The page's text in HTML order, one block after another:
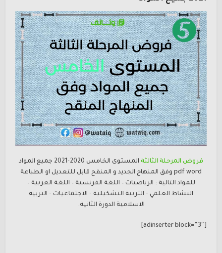
فروض المرحلة الثالثة
المستوى الخامس 2020-2021 جميع المواد
pdf word وفق المنهاج الجديد و المنقح قابل للتعديل او الطباعة
للمواد التالية : الرياضيات – اللغة الفرنسية – اللغة العربية –
النشاط العلمي – التربية التشكيلية – الاجتماعيات – التربية
الاسلامية الدورة الثانية.